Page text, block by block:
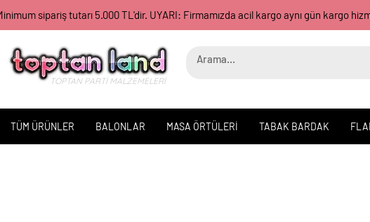
sipariş tutarı 5.000 TL'dir. UYARI: Firmamızda acil kargo aynı gün kargo
TOPTAN PARTİ MALZEMELERİ
TÜM ÜRÜNLER BALONLAR MASA ÖRTÜLERİ TABAK BARDAK